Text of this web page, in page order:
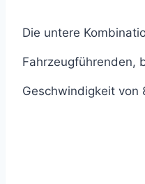
Die untere
Fahrzeugführenden,
Geschwindigkeit von